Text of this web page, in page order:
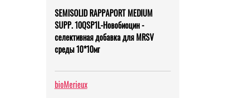
SEMISOLID RAPPAPORT MEDIUM
SUPP. 10QSP1L-Новобиоцин -
селективная добавка для MRSV
среды 10*10мг
bioMerieux